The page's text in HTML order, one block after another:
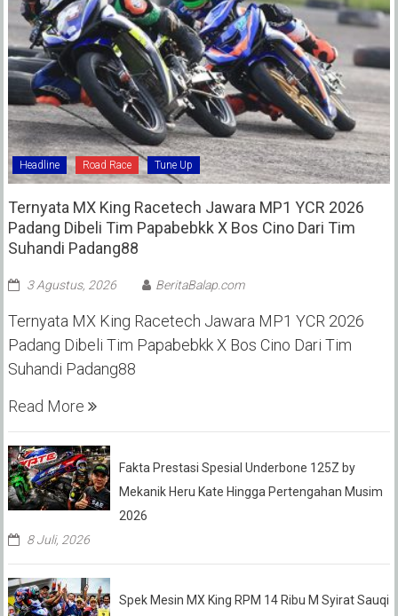
Headline Road Race Tune Up
Ternyata MX King Racetech Jawara MP1 YCR 2026
Padang Dibeli Tim Papabebkk X Bos Cino Dari Tim
Suhandi Padang88
3 Agustus, 2026 BeritaBalap.com
Ternyata MX King Racetech Jawara MP1 YCR 2026
Padang Dibeli Tim Papabebkk X Bos Cino Dari Tim
Suhandi Padang88
Read More
Fakta Prestasi Spesial Underbone 125Z by
Mekanik Heru Kate Hingga Pertengahan Musim
2026
8 Juli, 2026
Spek Mesin MX King RPM 14 Ribu M Syirat Sauqi